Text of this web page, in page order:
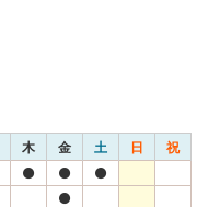
木 金 土 日 祝